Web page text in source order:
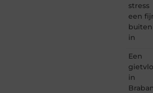
stress
een
in
Een
in